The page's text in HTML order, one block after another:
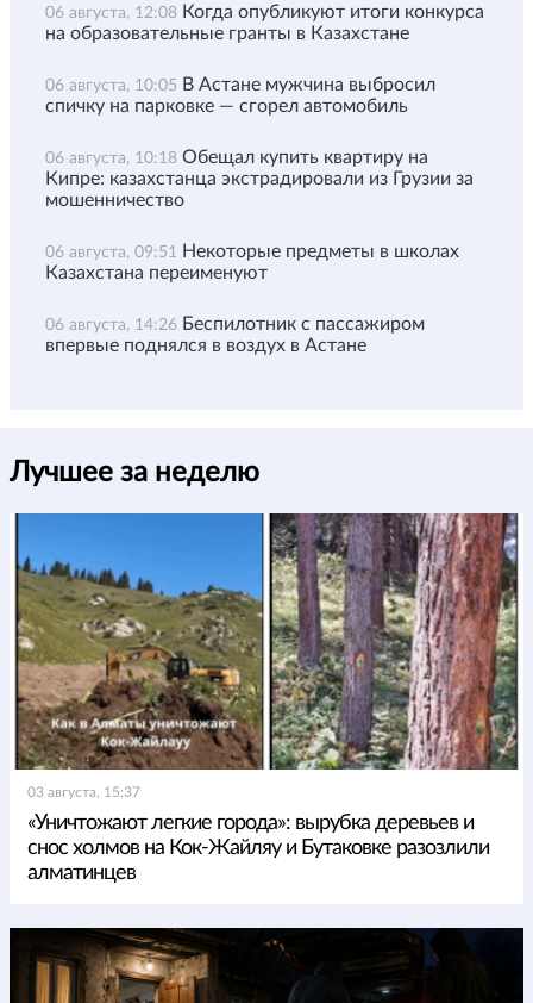
06 августа, 12:08 Когда опубликуют итоги конкурса
на образовательные гранты в Казахстане
06 августа, 10:05 В Астане мужчина выбросил
спичку на парковке — сгорел автомобиль
06 августа, 10:18 Обещал купить квартиру на
Кипре: казахстанца экстрадировали из Грузии за
мошенничество
06 августа, 09:51 Некоторые предметы в школах
Казахстана переименуют
06 августа, 14:26 Беспилотник с пассажиром
впервые поднялся в воздух в Астане
Лучшее за неделю
03 августа, 15:37
«Уничтожают легкие города»: вырубка деревьев и
снос холмов на Кок-Жайляу и Бутаковке разозлили
алматинцев